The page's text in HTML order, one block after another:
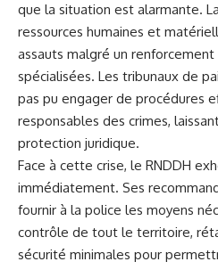
que la situation est alarmante.
ressources humaines et
assauts malgré un
spécialisées. Les tribunaux de
pas pu engager de procédures
responsables des crimes,
protection juridique.
Face à cette crise, le RNDDH
immédiatement. Ses
fournir à la police les moyens
contrôle de tout le territoire,
sécurité minimales pour